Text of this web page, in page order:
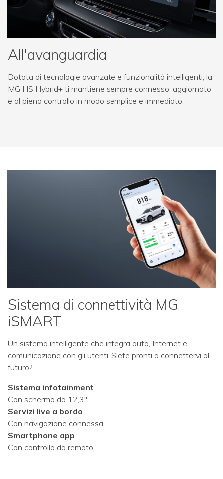
All'avanguardia
Dotata di tecnologie avanzate e funzionalità intelligenti, la
MG HS Hybrid+ ti mantiene sempre connesso, aggiornato
e al pieno controllo in modo semplice e immediato.
Sistema di connettività MG
iSMART
Un sistema intelligente che integra auto, Internet e
comunicazione con gli utenti. Siete pronti a connettervi al
futuro?
Sistema infotainment
Con schermo da 12,3"
Servizi live a bordo
Con navigazione connessa
Smartphone app
Con controllo da remoto